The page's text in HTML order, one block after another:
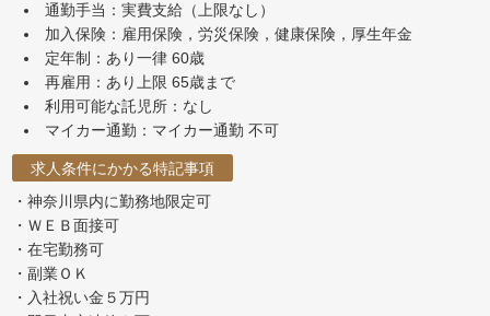
通勤手当：実費支給（上限なし）
加入保険：雇用保険，労災保険，健康保険，厚生年金
定年制：あり一律 60歳
再雇用：あり上限 65歳まで
利用可能な託児所：なし
マイカー通勤：マイカー通勤 不可
求人条件にかかる特記事項
・神奈川県内に勤務地限定可
・ＷＥＢ面接可
・在宅勤務可
・副業ＯＫ
・入社祝い金５万円